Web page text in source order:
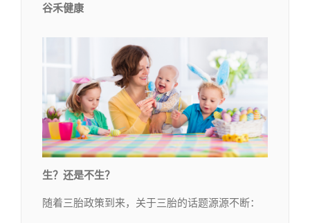
谷禾健康
生？还是不生？
随着三胎政策到来，关于三胎的话题源源不断：